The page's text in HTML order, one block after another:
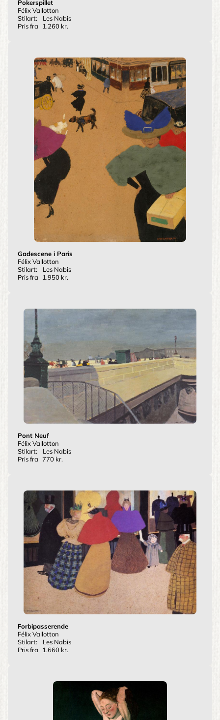
Pokerspillet
Félix Vallotton
Stilart:
Les Nabis
Pris fra
1.260 kr.
Gadescene i Paris
Félix Vallotton
Stilart:
Les Nabis
Pris fra
1.950 kr.
Pont Neuf
Félix Vallotton
Stilart:
Les Nabis
Pris fra 770 kr.
Forbipasserende
Félix Vallotton
Stilart:
Les Nabis
Pris fra
1.660 kr.